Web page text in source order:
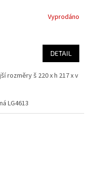
Vyprodáno
DETAIL
rozměry š 220 x h 217 x v
LG4613